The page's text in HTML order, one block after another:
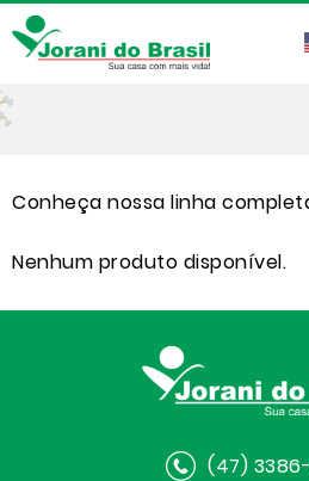
Conheça nossa linha
Nenhum produto disponível.
(47)